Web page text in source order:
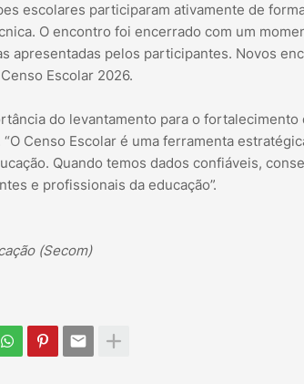
escolares participaram ativamente de
O encontro foi encerrado com um
apresentadas pelos participantes. Novos
Escolar 2026.
do levantamento para o
Censo Escolar é uma ferramenta
Quando temos dados confiáveis,
e profissionais da educação”.
(Secom)